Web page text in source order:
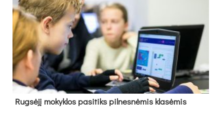
Rug­sė­jį mo­kyk­los pa­si­tiks pil­nes­nė­mis kla­sė­mis